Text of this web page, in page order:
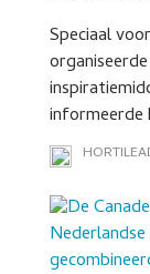
Speciaal